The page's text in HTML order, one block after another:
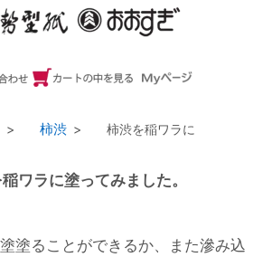
柿渋 柿渋を稲ワラに
ワラに塗ってみました。
塗ることができるか、また滲み込